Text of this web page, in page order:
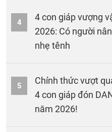
4
4 con giáp vượng
2026: Có người
nhẹ tênh
5
Chính thức vượt
4 con giáp đón
năm 2026!